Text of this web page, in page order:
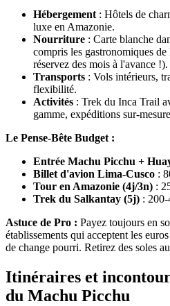
Hébergement : Hôtels de
luxe en Amazonie.
Nourriture : Carte blanche
compris les gastronomiques
réservez des mois à l'avance !).
Transports : Vols intérieurs,
flexibilité.
Activités : Trek du Inca Trail
gamme, expéditions sur-
Le Pense-Bête Budget :
Entrée Machu Picchu +
Billet d'avion Lima-Cusco :
Tour en Amazonie (4j/3n) :
Trek du Salkantay (5j) :
Astuce de Pro : Payez toujours en
établissements qui acceptent les
de change pourri. Retirez des soles
Itinéraires et
du Machu Picchu